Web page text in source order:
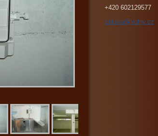
+420 602129577
zeliska@volny.cz